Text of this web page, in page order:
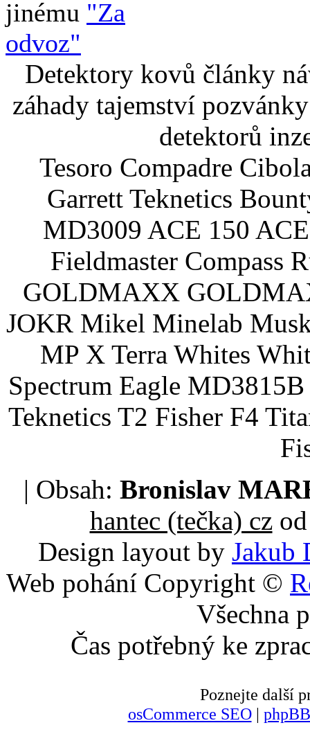
jinému "Za
odvoz"
Detektory kovů články
záhady tajemství
detektorů
Tesoro Compadre
Garrett Teknetics
MD3009 ACE 150
Fieldmaster Compass
GOLDMAXX
JOKR Mikel Minelab
MP X Terra Whites
Spectrum Eagle
Teknetics T2 Fisher F4
| Obsah: Bronislav
hantec (tečka) czod
Design layout by Jakub
Web pohání Copyright ©
Všechna
Čas potřebný ke
Poznejte další
osCommerce SEO|